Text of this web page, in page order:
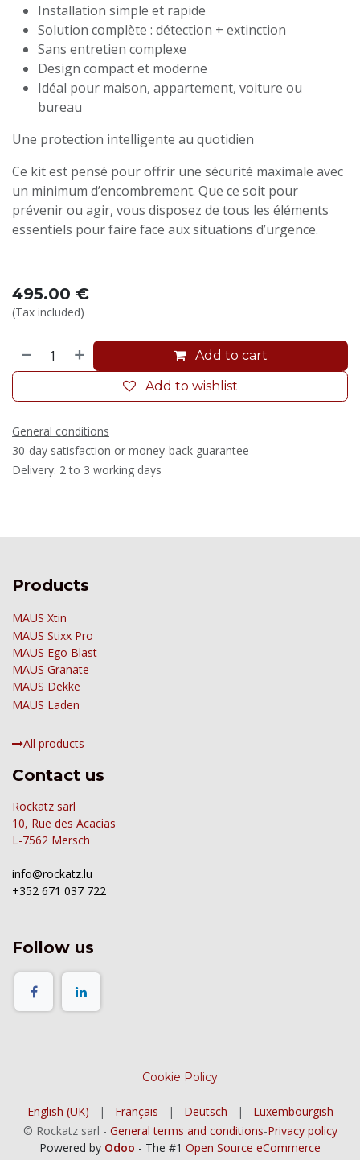
Installation simple et rapide
Solution complète : détection + extinction
Sans entretien complexe
Design compact et moderne
Idéal pour maison, appartement, voiture ou
bureau
Une protection intelligente au quotidien
Ce kit est pensé pour offrir une sécurité maximale avec
un minimum d’encombrement. Que ce soit pour
prévenir ou agir, vous disposez de tous les éléments
essentiels pour faire face aux situations d’urgence.
495.00 €
(Tax included)
Add to cart
Add to wishlist
General conditions
30-day satisfaction or money-back guarantee
Delivery: 2 to 3 working days
Products
MAUS Xtin
MAUS Stixx Pro
MAUS Ego Blast
MAUS Granate
MAUS Dekke
MAUS Laden
All products
Contact us
Rockatz sarl
10, Rue des Acacias
L-7562 Mersch
info@rockatz.lu
+352 671 037 722
Follow us
Cookie Policy
© Rockatz sarl - General terms and conditions-Privacy policy
English (UK) | Français | Deutsch | Luxembourgish
Powered by Odoo - The #1 Open Source eCommerce